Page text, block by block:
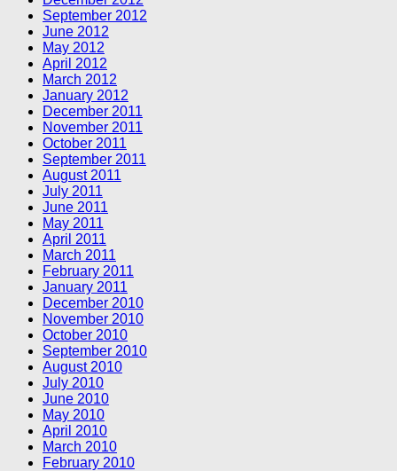
September 2012
June 2012
May 2012
April 2012
March 2012
January 2012
December 2011
November 2011
October 2011
September 2011
August 2011
July 2011
June 2011
May 2011
April 2011
March 2011
February 2011
January 2011
December 2010
November 2010
October 2010
September 2010
August 2010
July 2010
June 2010
May 2010
April 2010
March 2010
February 2010